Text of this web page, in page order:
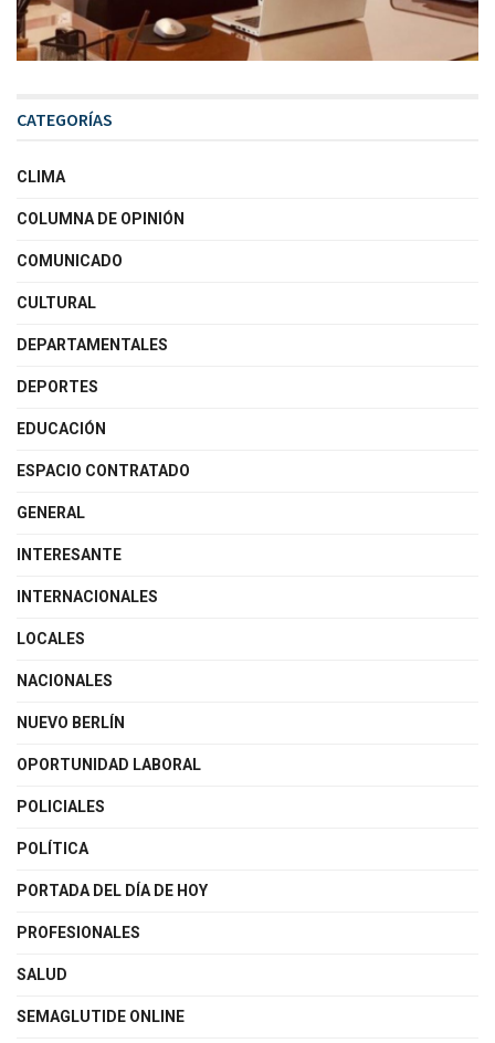
CATEGORÍAS
CLIMA
COLUMNA DE OPINIÓN
COMUNICADO
CULTURAL
DEPARTAMENTALES
DEPORTES
EDUCACIÓN
ESPACIO CONTRATADO
GENERAL
INTERESANTE
INTERNACIONALES
LOCALES
NACIONALES
NUEVO BERLÍN
OPORTUNIDAD LABORAL
POLICIALES
POLÍTICA
PORTADA DEL DÍA DE HOY
PROFESIONALES
SALUD
SEMAGLUTIDE ONLINE